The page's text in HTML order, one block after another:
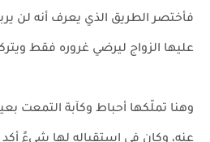
فأختصر الطريق الذي يعرف أنه لن
عليها الزواج ليرضي غروره فقط
وهنا تملّكها أحباط وكآبة التمعت